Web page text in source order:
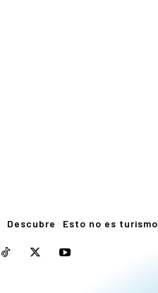
Descubre Esto no es turismo